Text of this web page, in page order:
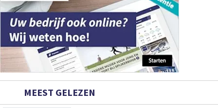
MEEST GELEZEN